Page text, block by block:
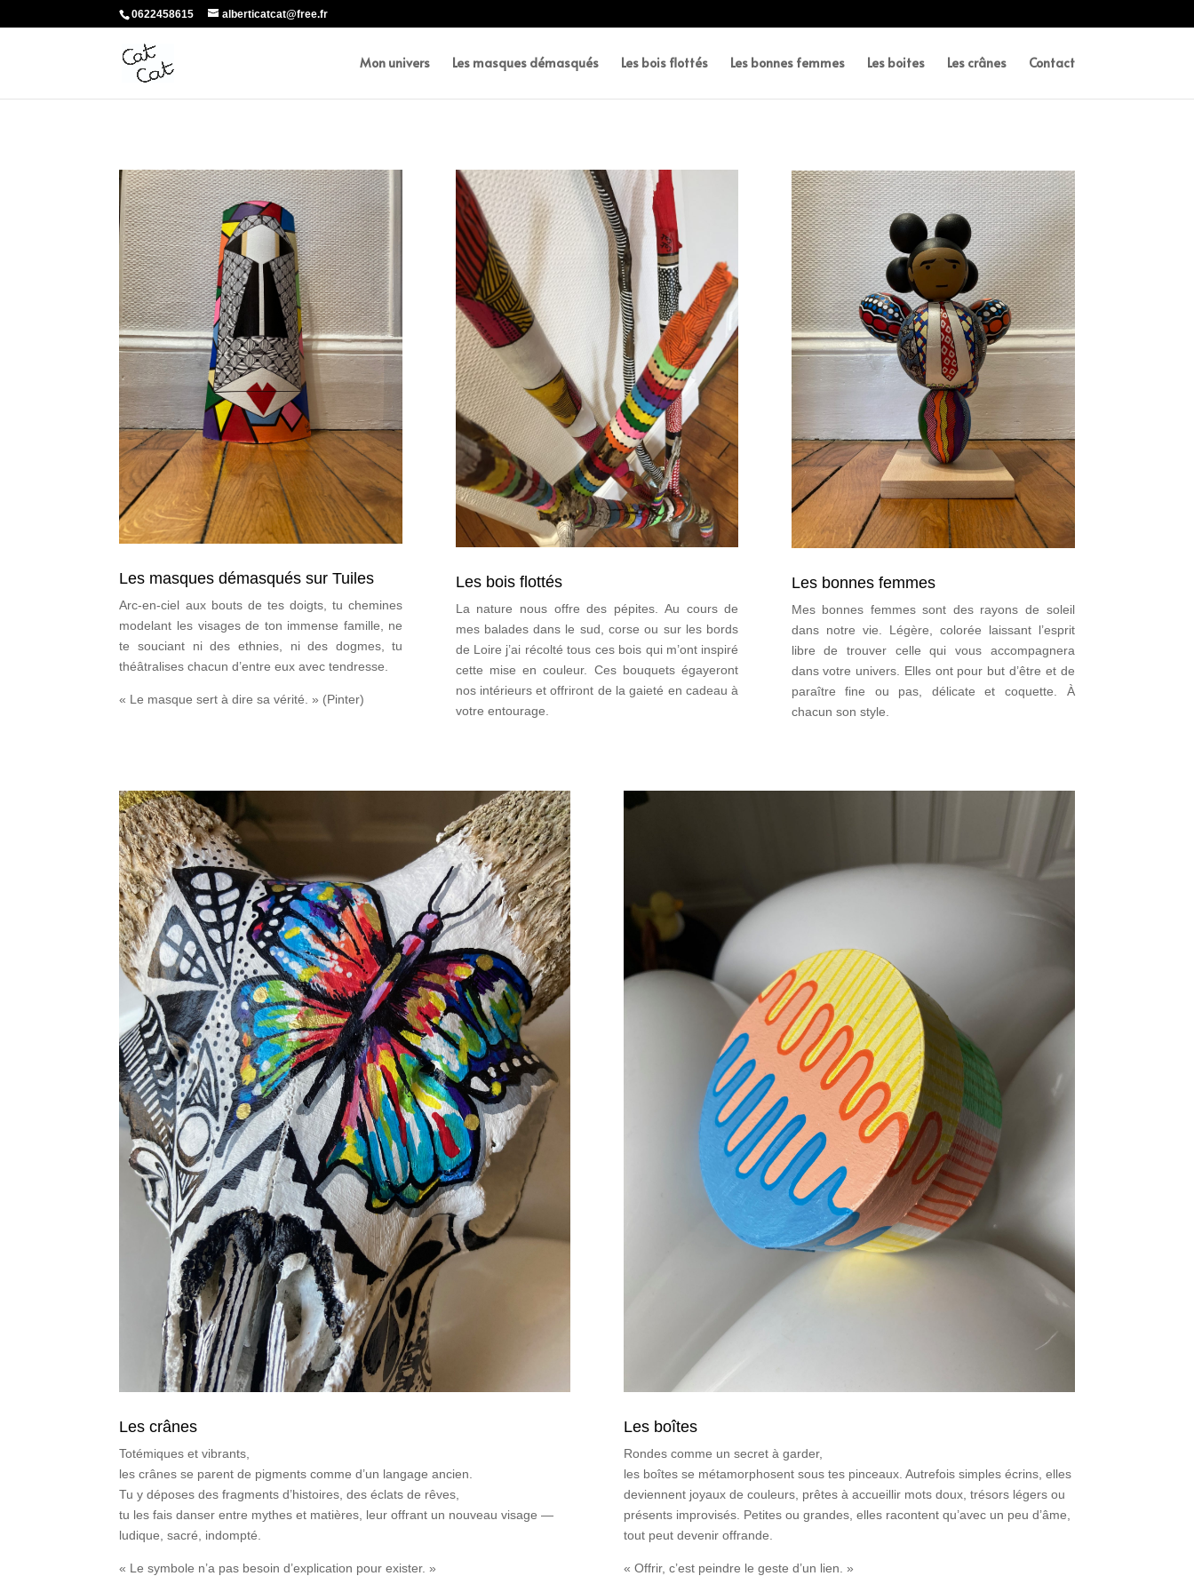
0622458615 alberticatcat@free.fr
Mon univers Les masques démasqués Les bois flottés Les bonnes femmes Les boites Les crânes Contact
Les masques démasqués sur Tuiles
Arc-en-ciel aux bouts de tes doigts, tu chemines
modelant les visages de ton immense famille, ne
te souciant ni des ethnies, ni des dogmes, tu
théâtralises chacun d’entre eux avec tendresse.
« Le masque sert à dire sa vérité. » (Pinter)
Les bois flottés
La nature nous offre des pépites. Au cours de
mes balades dans le sud, corse ou sur les bords
de Loire j’ai récolté tous ces bois qui m’ont inspiré
cette mise en couleur. Ces bouquets égayeront
nos intérieurs et offriront de la gaieté en cadeau à
votre entourage.
Les bonnes femmes
Mes bonnes femmes sont des rayons de soleil
dans notre vie. Légère, colorée laissant l’esprit
libre de trouver celle qui vous accompagnera
dans votre univers. Elles ont pour but d’être et de
paraître fine ou pas, délicate et coquette. À
chacun son style.
Les crânes
Totémiques et vibrants,
les crânes se parent de pigments comme d’un langage ancien.
Tu y déposes des fragments d’histoires, des éclats de rêves,
tu les fais danser entre mythes et matières, leur offrant un nouveau visage —
ludique, sacré, indompté.
« Le symbole n’a pas besoin d’explication pour exister. »
Les boîtes
Rondes comme un secret à garder,
les boîtes se métamorphosent sous tes pinceaux. Autrefois simples écrins, elles
deviennent joyaux de couleurs, prêtes à accueillir mots doux, trésors légers ou
présents improvisés. Petites ou grandes, elles racontent qu’avec un peu d’âme,
tout peut devenir offrande.
« Offrir, c’est peindre le geste d’un lien. »